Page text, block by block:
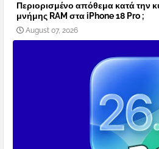
Περιορισμένο απόθεμα κατά την
μνήμης RAM στα iPhone 18 Pro ;
August 07, 2026